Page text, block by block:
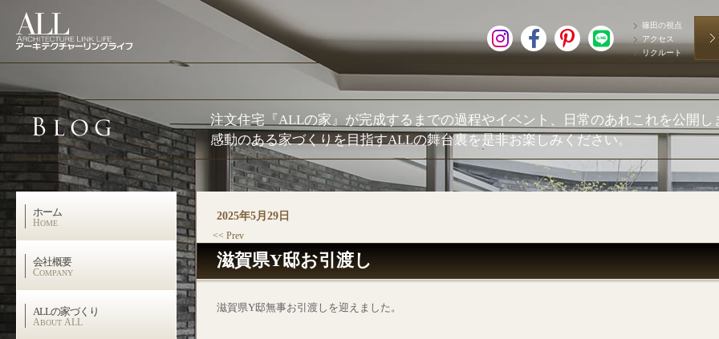
篠田の視点
アクセス
リクルート
注文住宅『ALLの家』が完成するまでの過程やイベント、日常のあれこれを公開し
感動のある家づくりを目指すALLの舞台裏を是非お楽しみください。
ホーム
HOME
会社概要
COMPANY
ALLの家づくり
ABOUT ALL
2025年5月29日
<< Prev
滋賀県Y邸お引渡し
滋賀県Y邸無事お引渡しを迎えました。